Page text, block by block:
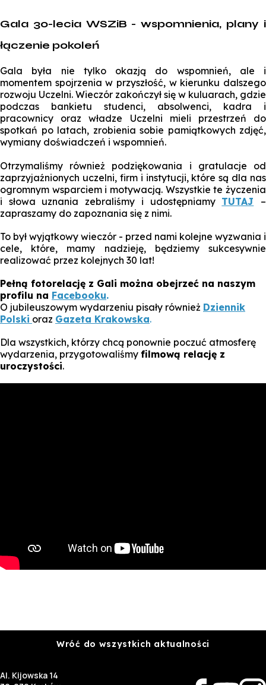
Gala 30-lecia WSZiB - wspomnienia, plany i
łączenie pokoleń
Gala była nie tylko okazją do wspomnień, ale i
momentem spojrzenia w przyszłość, w kierunku dalszego
rozwoju Uczelni. Wieczór zakończył się w kuluarach, gdzie
podczas bankietu studenci, absolwenci, kadra i
pracownicy oraz władze Uczelni mieli przestrzeń do
spotkań po latach, zrobienia sobie pamiątkowych zdjęć,
wymiany doświadczeń i wspomnień.
Otrzymaliśmy również podziękowania i gratulacje od
zaprzyjaźnionych uczelni, firm i instytucji, które są dla nas
ogromnym wsparciem i motywacją. Wszystkie te życzenia
i słowa uznania zebraliśmy i udostępniamy TUTAJ
–
zapraszamy do zapoznania się z nimi.
To był wyjątkowy wieczór - przed nami kolejne wyzwania i
cele, które, mamy nadzieję, będziemy sukcesywnie
realizować przez kolejnych 30 lat!
Pełną fotorelację z Gali można obejrzeć na naszym
profilu na Facebooku.
O jubileuszowym wydarzeniu pisały również Dziennik
Polski oraz Gazeta Krakowska.
Dla wszystkich, którzy chcą ponownie poczuć atmosferę
wydarzenia, przygotowaliśmy filmową relację z
uroczystości.
Wróć do wszystkich aktualności
Al. Kijowska 14